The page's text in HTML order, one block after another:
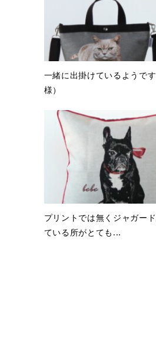
一緒に出掛けているようで
様）
プリントでは無くジャガー
ている所がとても...